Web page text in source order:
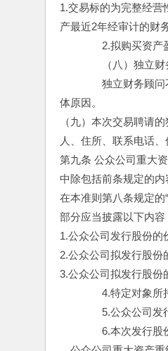
1.交易标的为完整经
产最近2年经审计的财
2.拟购买资产盈利
（八）独立财务顾
独立财务顾问不是
体原因。
（九）本次交易聘请
人、住所、联系电话
第九条 公众公司重大
中除包括前条规定的内
在本准则第八条规定的
部分应当披露以下内容
1.公众公司发行股份的
2.公众公司拟发行股份
3.公众公司拟发行股份
4.特定对象所持股
5.公众公司发行股
6.本次发行股份前